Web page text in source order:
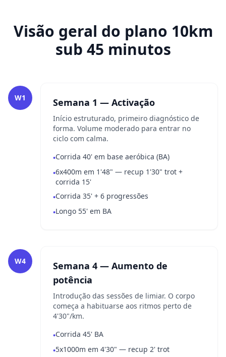
Visão geral do plano 10km
sub 45 minutos
W1 Semana 1 — Activação
Início estruturado, primeiro diagnóstico de
forma. Volume moderado para entrar no
ciclo com calma.
•Corrida 40' em base aeróbica (BA)
•6x400m em 1'48" — recup 1'30" trot +
corrida 15'
•Corrida 35' + 6 progressões
•Longo 55' em BA
W4
Semana 4 — Aumento de
potência
Introdução das sessões de limiar. O corpo
começa a habituarse aos ritmos perto de
4'30"/km.
•Corrida 45' BA
•5x1000m em 4'30" — recup 2' trot